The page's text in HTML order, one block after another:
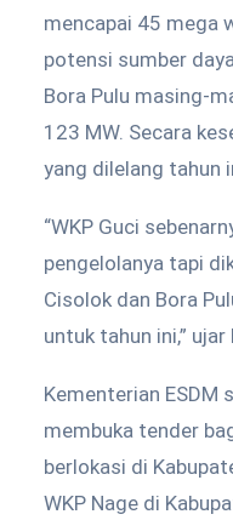
mencapai 45 mega
potensi sumber
Bora Pulu masing-
123 MW. Secara
yang dilelang tahun
“WKP Guci
pengelolanya tapi
Cisolok dan Bora
untuk tahun ini,” ujar
Kementerian ESDM
membuka tender
berlokasi di
WKP Nage di